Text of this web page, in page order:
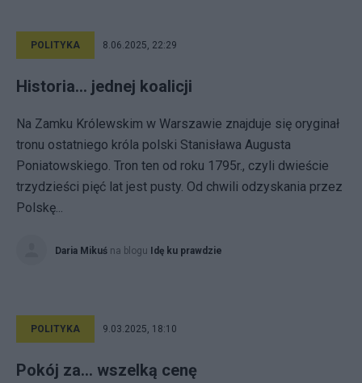
POLITYKA 8.06.2025, 22:29
Historia... jednej koalicji
Na Zamku Królewskim w Warszawie znajduje się oryginał
tronu ostatniego króla polski Stanisława Augusta
Poniatowskiego. Tron ten od roku 1795r., czyli dwieście
trzydzieści pięć lat jest pusty. Od chwili odzyskania przez
Polskę...
Daria Mikuś na blogu Idę ku prawdzie
POLITYKA 9.03.2025, 18:10
Pokój za... wszelką cenę